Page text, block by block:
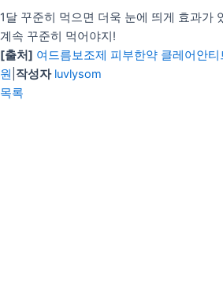
1달 꾸준히 먹으면 더욱 눈에 띄게 효과가
계속 꾸준히 먹어야지!
[출처] 여드름보조제 피부한약 클레어안
원 작성자 luvlysom
목록